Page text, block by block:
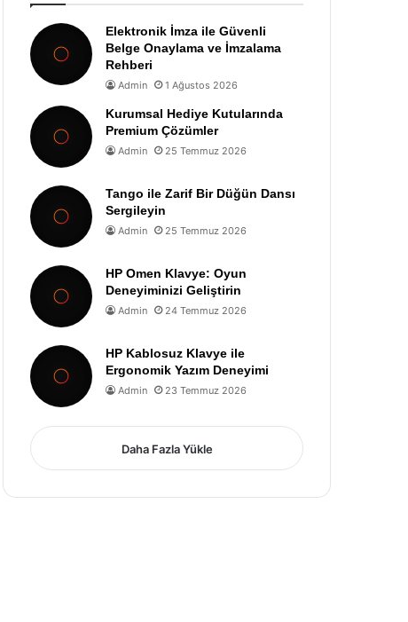
Elektronik İmza ile Güvenli
Belge Onaylama ve İmzalama
Rehberi
Admin 1 Ağustos 2026
Kurumsal Hediye Kutularında
Premium Çözümler
Admin 25 Temmuz 2026
Tango ile Zarif Bir Düğün Dansı
Sergileyin
Admin 25 Temmuz 2026
HP Omen Klavye: Oyun
Deneyiminizi Geliştirin
Admin 24 Temmuz 2026
HP Kablosuz Klavye ile
Ergonomik Yazım Deneyimi
Admin 23 Temmuz 2026
Daha Fazla Yükle